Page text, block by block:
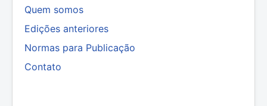
Quem somos
Edições anteriores
Normas para Publicação
Contato